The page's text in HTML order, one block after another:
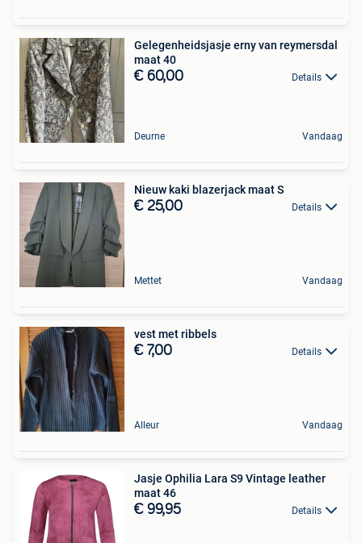
Gelegenheidsjasje erny van reymersdal
maat 40
€ 60,00 Details
Deurne Vandaag
Nieuw kaki blazerjack maat S
€ 25,00 Details
Mettet Vandaag
vest met ribbels
€ 7,00 Details
Alleur Vandaag
Jasje Ophilia Lara S9 Vintage leather
maat 46
€ 99,95 Details